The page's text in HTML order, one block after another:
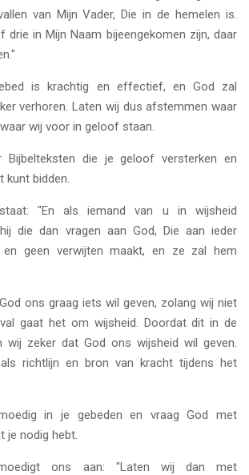
van Mijn Vader, Die in de hemelen is.
drie in Mijn Naam bijeengekomen zijn, daar
is krachtig en effectief, en God zal
verhoren. Laten wij dus afstemmen waar
wij voor in geloof staan.
Bijbelteksten die je geloof versterken en
bidden.
"En als iemand van u in wijsheid
die dan vragen aan God, Die aan ieder
en geen verwijten maakt, en ze zal hem
ons graag iets wil geven, zolang wij niet
gaat het om wijsheid. Doordat dit in de
wij zeker dat God ons wijsheid wil geven.
richtlijn en bron van kracht tijdens het
in je gebeden en vraag God met
je nodig hebt.
ons aan: "Laten wij dan met